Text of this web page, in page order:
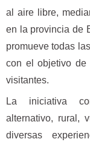
al aire libre,
en la provincia de
promueve todas
con el objetivo de
visitantes.
La iniciativa
alternativo, rural,
diversas